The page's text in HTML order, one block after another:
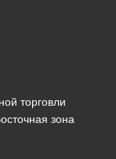
торговли
зона